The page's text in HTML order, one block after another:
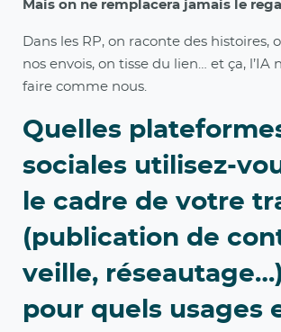
Mais on ne remplacera jamais le
Dans les RP, on raconte des histoires,
nos envois, on tisse du lien… et ça, l’IA
faire comme nous.
Quelles
sociales utilisez-
le cadre de votre
(publication de
veille,
pour quels usages